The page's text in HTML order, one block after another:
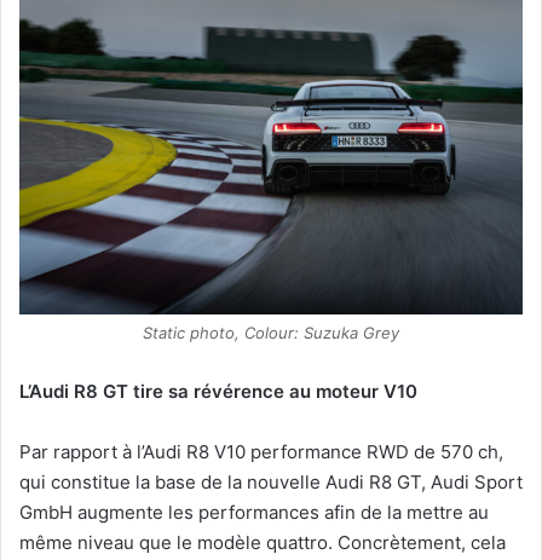
Static photo, Colour: Suzuka Grey
L’Audi R8 GT tire sa révérence au moteur V10
Par rapport à l’Audi R8 V10 performance RWD de 570 ch,
qui constitue la base de la nouvelle Audi R8 GT, Audi Sport
GmbH augmente les performances afin de la mettre au
même niveau que le modèle quattro. Concrètement, cela